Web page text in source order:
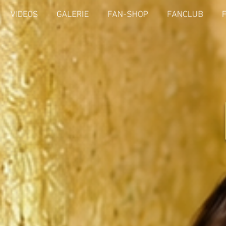
VIDEOS GALERIE FAN-SHOP FANCLUB